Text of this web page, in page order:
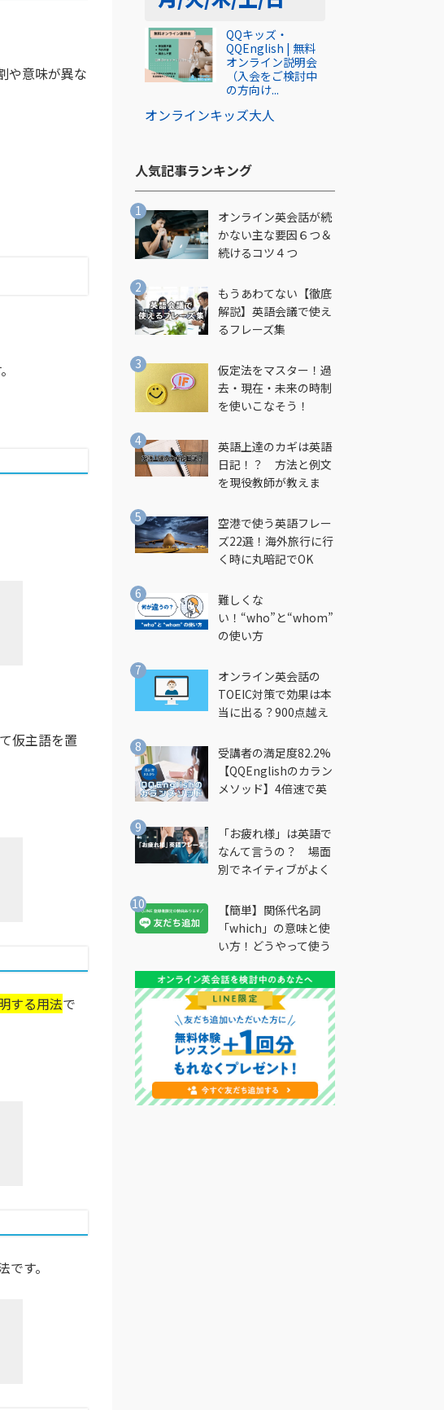
や意味が異な
仮主語を置
する用法で
す。
オンラインキッズ大人
QQキッズ・
QQEnglish | 無料
オンライン説明会
（入会をご検討中
の方向け...
人気記事ランキング​
オンライン英会話が続
かない主な要因６つ＆
続けるコツ４つ
もうあわてない【徹底
解説】英語会議で使え
るフレーズ集
仮定法をマスター！過
去・現在・未来の時制
を使いこなそう！
英語上達のカギは英語
日記！？ 方法と例文
を現役教師が教えま
空港で使う英語フレー
ズ22選！海外旅行に行
く時に丸暗記でOK
難しくな
い！“who”と“whom”
の使い方
オンライン英会話の
TOEIC対策で効果は本
当に出る？900点越え
受講者の満足度82.2%
【QQEnglishのカラン
メソッド】4倍速で英
法とは？
「お疲れ様」は英語で
なんて言うの？ 場面
別でネイティブがよく
説
【簡単】関係代名詞
「which」の意味と使
い方！どうやって使う